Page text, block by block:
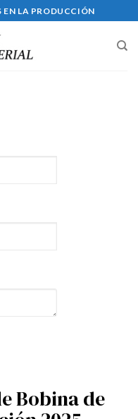
EN LA PRODUCCIÓN
Bobina de